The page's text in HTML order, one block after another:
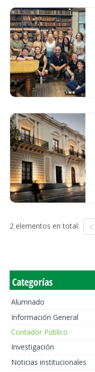
2 elementos en total:
Categorías
Alumnado
Información General
Contador Público
Investigación
Noticias institucionales